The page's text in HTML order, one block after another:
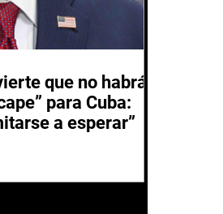
que no habrá
para Cuba:
a esperar”